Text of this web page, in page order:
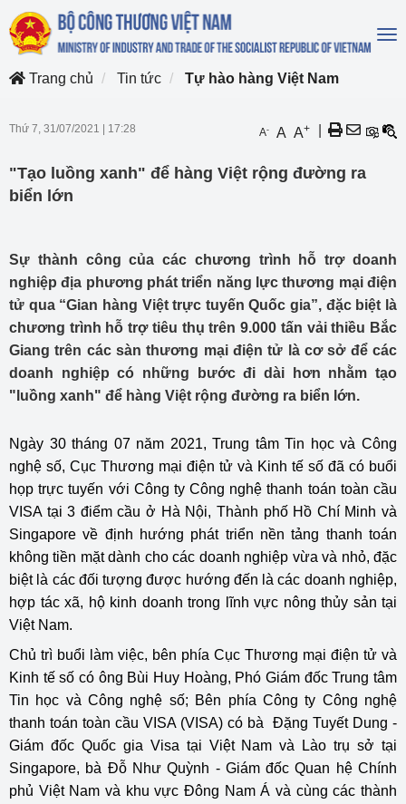
Trang chủ
Tin tức Tự hào hàng Việt Nam
Thứ 7, 31/07/2021 17:28 A- A A+
"Tạo luồng xanh" để hàng Việt rộng đường ra
biển lớn
Sự thành công của các chương trình hỗ trợ doanh
nghiệp địa phương phát triển năng lực thương mại điện
tử qua “Gian hàng Việt trực tuyến Quốc gia”, đặc biệt là
chương trình hỗ trợ tiêu thụ trên 9.000 tấn vải thiều Bắc
Giang trên các sàn thương mại điện tử là cơ sở để các
doanh nghiệp có những bước đi dài hơn nhằm tạo
"luồng xanh" để hàng Việt rộng đường ra biển lớn.
Ngày 30 tháng 07 năm 2021, Trung tâm Tin học và Công
nghệ số, Cục Thương mại điện tử và Kinh tế số đã có buổi
họp trực tuyến với Công ty Công nghệ thanh toán toàn cầu
VISA tại 3 điểm cầu ở Hà Nội, Thành phố Hồ Chí Minh và
Singapore về định hướng phát triển nền tảng thanh toán
không tiền mặt dành cho các doanh nghiệp vừa và nhỏ, đặc
biệt là các đối tượng được hướng đến là các doanh nghiệp,
hợp tác xã, hộ kinh doanh trong lĩnh vực nông thủy sản tại
Việt Nam.
Chủ trì buổi làm việc, bên phía Cục Thương mại điện tử và
Kinh tế số có ông Bùi Huy Hoàng, Phó Giám đốc Trung tâm
Tin học và Công nghệ số; Bên phía Công ty Công nghệ
thanh toán toàn cầu VISA (VISA) có bà Đặng Tuyết Dung -
Giám đốc Quốc gia Visa tại Việt Nam và Lào trụ sở tại
Singapore, bà Đỗ Như Quỳnh - Giám đốc Quan hệ Chính
phủ Việt Nam và khu vực Đông Nam Á và cùng các thành